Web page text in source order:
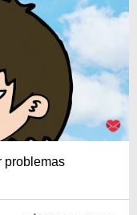
problemas